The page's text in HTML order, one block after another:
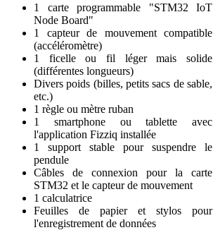
1 carte programmable "STM32 IoT
Node Board"
1 capteur de mouvement compatible
(accéléromètre)
1 ficelle ou fil léger mais solide
(différentes longueurs)
Divers poids (billes, petits sacs de sable,
etc.)
1 règle ou mètre ruban
1 smartphone ou tablette avec
l'application Fizziq installée
1 support stable pour suspendre le
pendule
Câbles de connexion pour la carte
STM32 et le capteur de mouvement
1 calculatrice
Feuilles de papier et stylos pour
l'enregistrement de données